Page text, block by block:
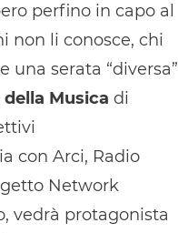
perfino in capo al
non li conosce, chi
una serata “diversa”
della Musica di
con Arci, Radio
Network
vedrà protagonista